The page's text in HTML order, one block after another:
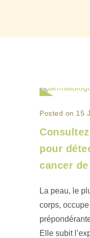
Posted on 15
pour
cancer
La peau, le
corps,
Elle subit